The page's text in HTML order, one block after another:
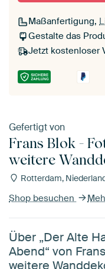
Maßanfertigung,
Gestalte das
Jetzt kostenloser
Gefertigt von
Frans Blok -
weitere
Rotterdam,
Shop besuchen
Über „Der Alte
Abend“ von
weitere